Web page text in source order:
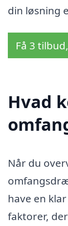
din løsning
Få 3
Hvad
Når du
have en
faktorer,